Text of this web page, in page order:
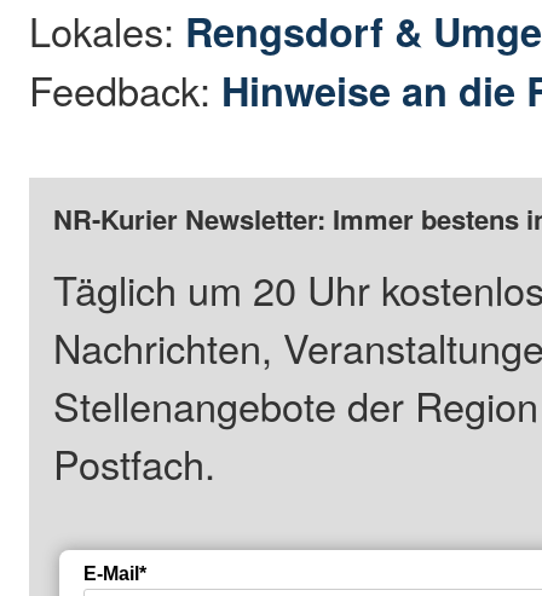
Lokales: Rengsdorf &
Feedback: Hinweise an die
NR-Kurier Newsletter: Immer bestens
Täglich um 20 Uhr
Nachrichten,
Stellenangebote der
Postfach.
E-Mail*